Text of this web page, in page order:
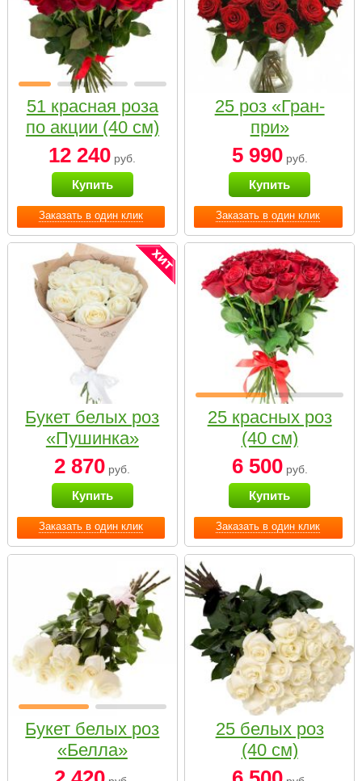
Заказать в один клик
51 красная роза
по акции (40 см)
12 240 руб.
Купить
Заказать в один клик
25 роз «Гран-
при»
5 990руб.
Купить
Заказать в один клик
Букет белых роз
«Пушинка»
2 870 руб.
Купить
Заказать в один клик
25 красных роз
(40 см)
6 500руб.
Купить
Букет белых роз
«Белла»
25 белых роз
(40 см)